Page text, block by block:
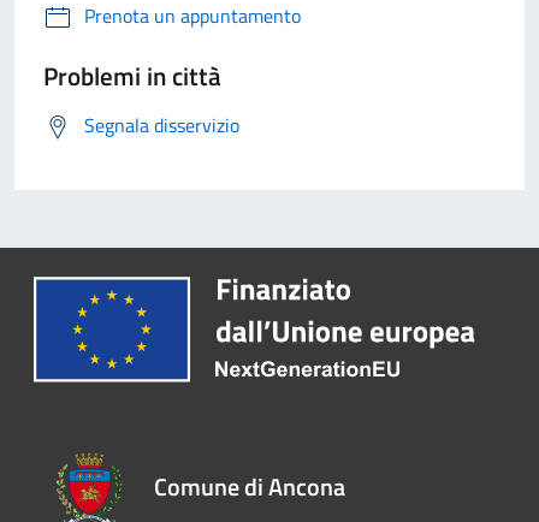
Prenota un appuntamento
Problemi in città
Segnala disservizio
Comune di Ancona